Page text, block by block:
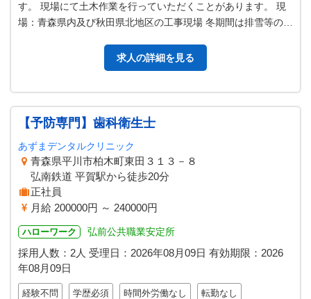
す。 現場にて土木作業を行っていただくことがあります。 現
場：青森県内及び秋田県北地区の工事現場 冬期間は排雪等の運
求人の詳細を見る
【予防専門】歯科衛生士
あずまデンタルクリニック
青森県平川市柏木町東田３１３－８
弘南鉄道 平賀駅から徒歩20分
正社員
月給 200000円 ～ 240000円
ハローワーク 弘前公共職業安定所
採用人数：2人 受理日： 2026年08月09日 有効期限： 2026
年08月09日
経験不問 学歴必須 時間外労働なし 転勤なし